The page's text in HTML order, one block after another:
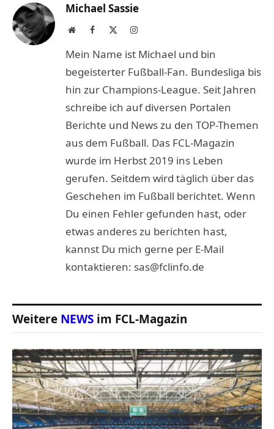
Michael Sassie
WebsiteFacebook Instagram
Mein Name ist Michael und bin
begeisterter Fußball-Fan. Bundesliga bis
hin zur Champions-League. Seit Jahren
schreibe ich auf diversen Portalen
Berichte und News zu den TOP-Themen
aus dem Fußball. Das FCL-Magazin
wurde im Herbst 2019 ins Leben
gerufen. Seitdem wird täglich über das
Geschehen im Fußball berichtet. Wenn
Du einen Fehler gefunden hast, oder
etwas anderes zu berichten hast,
kannst Du mich gerne per E-Mail
kontaktieren: sas@fclinfo.de
Weitere NEWS im FCL-Magazin